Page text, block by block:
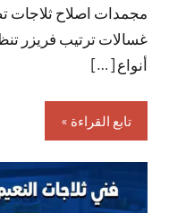
مجمدات اصلاح ثلاجات
غسالات ترتيب فريزر
أنواع […]
تابع القراءة